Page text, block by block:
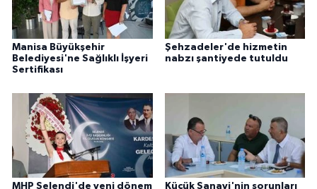
Manisa Büyükşehir
Belediyesi'ne Sağlıklı İşyeri
Sertifikası
Şehzadeler'de hizmetin
nabzı şantiyede tutuldu
MHP Selendi'de yeni dönem Küçük Sanayi'nin sorunları